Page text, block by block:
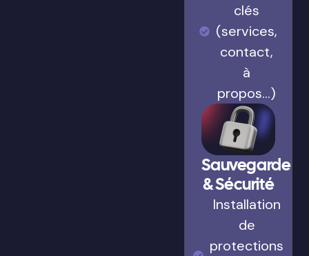
clés
(services,
contact,
à
propos…)
Sauvegarde
& Sécurité
Installation
de
protections